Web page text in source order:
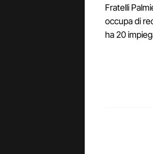
Fratelli
occupa di
ha 20